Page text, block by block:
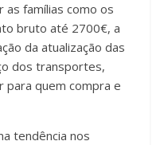
as famílias como os
bruto até 2700€, a
da atualização das
dos transportes,
para quem compra e
tendência nos